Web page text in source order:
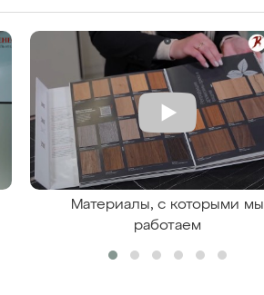
Материалы, с которыми мы
работаем